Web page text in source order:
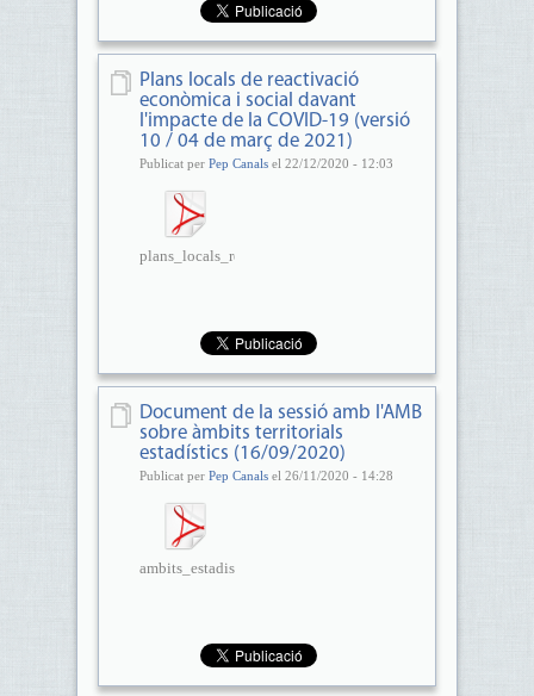
Plans locals de reactivació
econòmica i social davant
l'impacte de la COVID-19 (versió
10 / 04 de març de 2021)
Publicat per Pep Canalsel 22/12/2020 - 12:03
plans_locals_reactivacio_covid...
Document de la sessió amb l'AMB
sobre àmbits territorials
estadístics (16/09/2020)
Publicat per Pep Canalsel 26/11/2020 - 14:28
ambits_estadistics_resum.pdf